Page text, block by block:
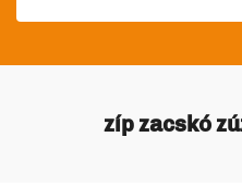
zíp zacskó